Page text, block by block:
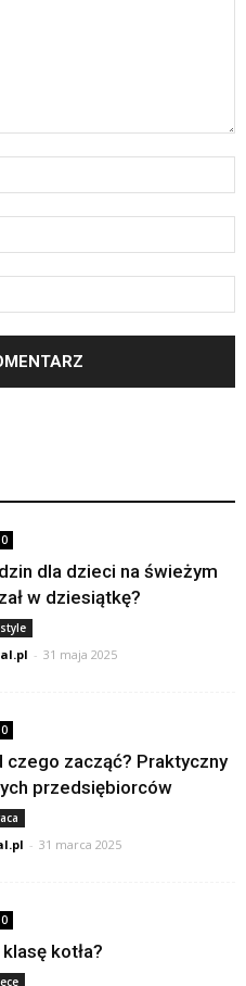
0
dla dzieci na świeżym
w dziesiątkę?
- 31 maja 2025
0
zacząć? Praktyczny
przedsiębiorców
- 31 marca 2025
0
kotła?